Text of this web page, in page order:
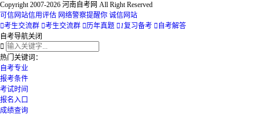
Copyright 2007-2026 河南自考网 All Right Reserved
可信网站信用评估 网络警察提醒你 诚信网站
考生交流群 考生交流群 历年真题 1复习备考  自考解答
自考导航关闭

热门关键词：
自考专业
报考条件
考试时间
报名入口
成绩查询